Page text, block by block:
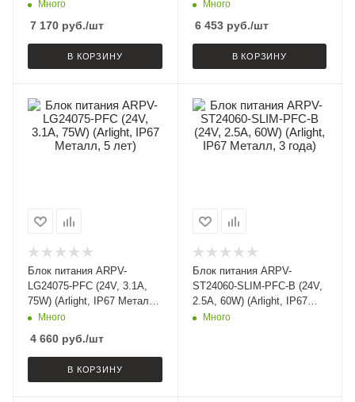
Металл, 7 лет)
Много
7 170 руб./шт
В КОРЗИНУ
Металл, 7 лет)
Много
6 453руб./шт
В КОРЗИНУ
Блок питания ARPV-
LG24075-PFC (24V, 3.1A,
75W) (Arlight, IP67 Металл,
5 лет)
Много
4 660 руб./шт
В КОРЗИНУ
Блок питания ARPV-
ST24060-SLIM-PFC-B (24V,
2.5A, 60W) (Arlight, IP67
Металл, 3 года)
Много